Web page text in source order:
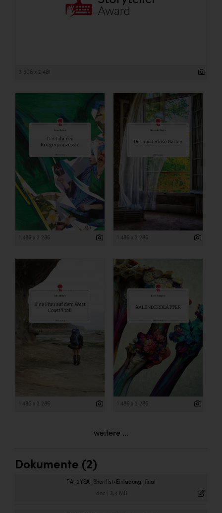
3 508 x 2 481
1 486 x 2 286 1 486 x 2 286
1 486 x 2 286 1 486 x 2 286
weitere ...
Dokumente (2)
PA_2YSA_Shortlist+Einladung_final
.doc 3,4 MB